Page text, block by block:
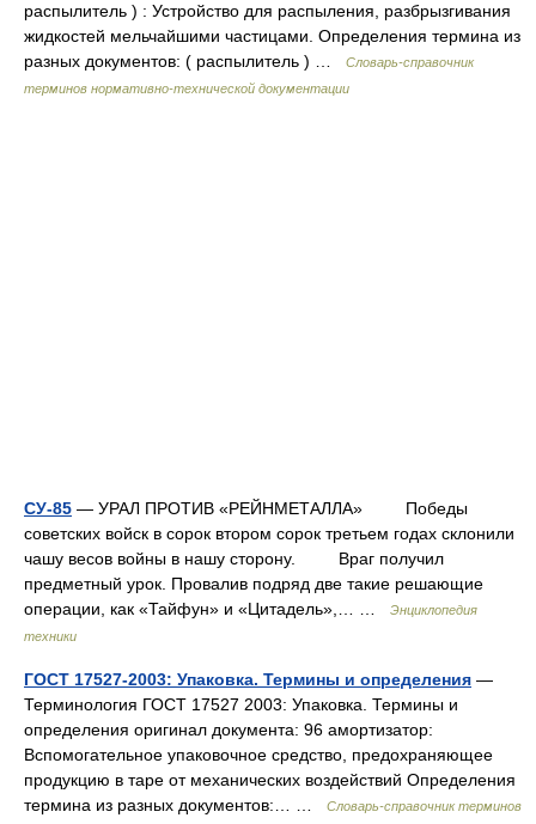
распылитель ) : Устройство для распыления, разбрызгивания
жидкостей мельчайшими частицами. Определения термина из
разных документов: ( распылитель ) …
Словарь-справочник
терминов нормативно-технической документации
СУ-85 — УРАЛ ПРОТИВ «РЕЙНМЕТАЛЛА» Победы
советских войск в сорок втором сорок третьем годах склонили
чашу весов войны в нашу сторону. Враг получил
предметный урок. Провалив подряд две такие решающие
операции, как «Тайфун» и «Цитадель»,… …
Энциклопедия
техники
ГОСТ 17527-2003: Упаковка. Термины и определения —
Терминология ГОСТ 17527 2003: Упаковка. Термины и
определения оригинал документа: 96 амортизатор:
Вспомогательное упаковочное средство, предохраняющее
продукцию в таре от механических воздействий Определения
термина из разных документов:… …
Словарь-справочник терминов